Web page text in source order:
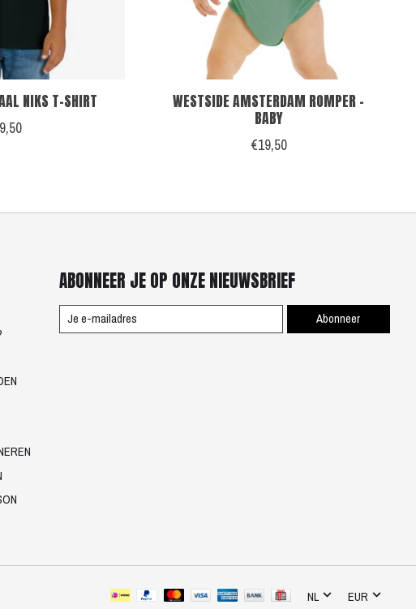
NIKS T-SHIRT WESTSIDE AMSTERDAM ROMPER -
BABY
€19,50
ABONNEER JE OP ONZE NIEUWSBRIEF
Abonneer
NL EUR